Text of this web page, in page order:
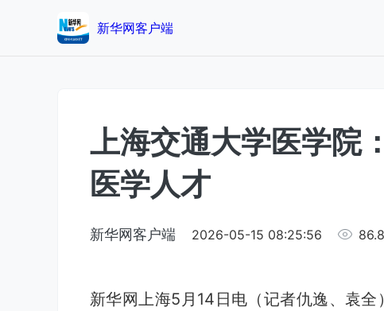
新华网客户端
上海交通大学医学院
医学人才
新华网客户端 2026-05-15 08:25:56
新华网上海5月14日电（记者仇逸、袁